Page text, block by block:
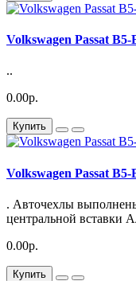
Volkswagen Passat B5-
..
0.00р.
Купить
Volkswagen Passat B5-
. Авточехлы
центральной вставки
0.00р.
Купить